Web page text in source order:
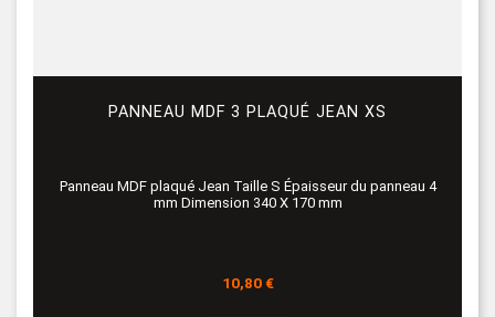
PANNEAU MDF 3 PLAQUÉ JEAN XS
Panneau MDF plaqué Jean Taille S Épaisseur du panneau 4
mm Dimension 340 X 170 mm
Prix
10,80 €